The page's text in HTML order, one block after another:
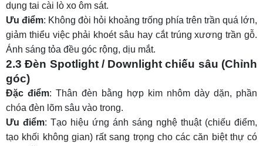
dụng tai cài lò xo ôm sát.
Ưu điểm: Không đòi hỏi khoảng trống phía trên trần quá lớn,
giảm thiểu việc phải khoét sâu hay cắt trúng xương trần gỗ.
Ánh sáng tỏa đều góc rộng, dịu mắt.
2.3 Đèn Spotlight / Downlight chiếu sâu (Chỉnh
góc)
Đặc điểm: Thân đèn bằng hợp kim nhôm dày dặn, phần
chóa đèn lõm sâu vào trong.
Ưu điểm: Tạo hiệu ứng ánh sáng nghệ thuật (chiếu điểm,
tạo khối không gian) rất sang trọng cho các căn biệt thự có